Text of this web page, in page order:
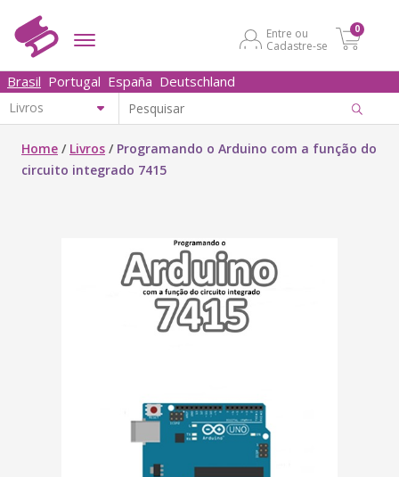
Entre ou
Cadastre-se
0
Brasil Portugal España Deutschland
Home / Livros / Programando o Arduino com a função do
circuito integrado 7415